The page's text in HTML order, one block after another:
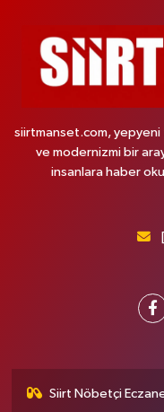
siirtmanset.com, yepyeni
ve modernizmi bir
insanlara haber
Siirt Nöbetçi